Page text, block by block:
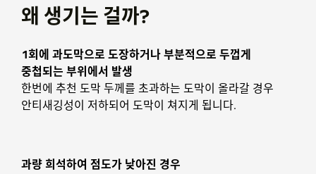
왜 생기는 걸까?
1회에 과도막으로 도장하거나 부분적으로 두껍게
중첩되는 부위에서 발생
한번에 추천 도막 두께를 초과하는 도막이 올라갈 경우
안티새깅성이 저하되어 도막이 쳐지게 됩니다.
과량 희석하여 점도가 낮아진 경우